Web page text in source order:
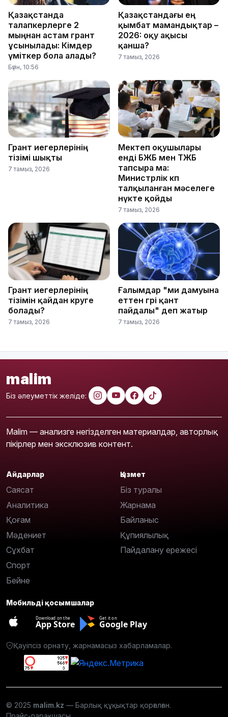
Қазақстанда
талапкерлерге 2
мыңнан астам грант
ұсынылады: Кімдер
үміткер бола алады?
Бүгін, 10:56
Қазақстандағы ең
қымбат мамандықтар –
2026: оқу ақысы
қанша?
7 тамыз, 2026
Грант иегерлерінің
тізімі шықты
7 тамыз, 2026
Мектеп оқушылары
енді БЖБ мен ТЖБ
тапсыра ма:
Министрлік көп
талқыланған мәселеге
нүкте қойды
7 тамыз, 2026
Грант иегерлерінің
тізімін қайдан көруге
болады?
7 тамыз, 2026
Ғалымдар "ми дамуына
еттен гөрі қант
пайдалы" деп жатыр
7 тамыз, 2026
malim
Біз әлеуметтік желіде:
Malim — анализге негізделген материалдар, авторлық
пікірлер мен эксклюзив контент.
Айдарлар
Саясат
Аналитика
Қоғам
Мәдениет
Сұхбат
Спорт
Бейне
Қызмет
Біз туралы
Жарнама
Байланыс
Құпиялылық
Пайдалану ережесі
Мобильді қосымшалар
Download on the
App Store
Get it on
Google Play
Қауіпсіз орнату, жарнамасыз хабарламалар.
© 2025 malim.kz — Барлық құқықтар қорғалған.